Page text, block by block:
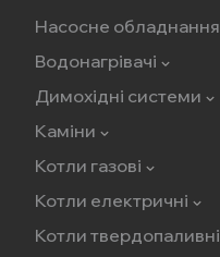
Насосне обладнання
Водонагрівачі
Димохідні системи
Каміни
Котли газові
Котли електричні
Котли твердопаливні